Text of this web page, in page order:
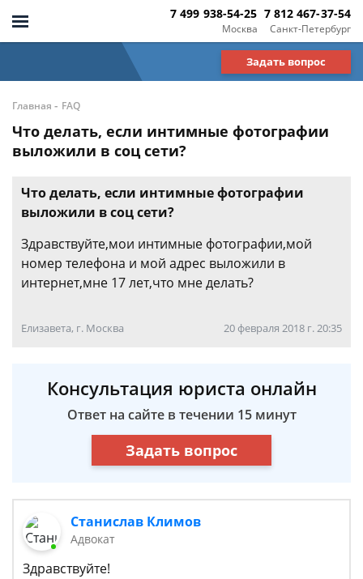
Москва
7 499 938-54-25
Санкт-Петербург
7 812 467-37-54
Задать вопрос
Главная - FAQ
Что делать, если интимные фотографии
выложили в соц сети?
Что делать, если интимные фотографии
выложили в соц сети?
Здравствуйте,мои интимные фотографии,мой
номер телефона и мой адрес выложили в
интернет,мне 17 лет,что мне делать?
Елизавета, г. Москва 20 февраля 2018 г. 20:35
Консультация юриста онлайн
Ответ на сайте в течении 15 минут
Задать вопрос
Станислав Климов
Адвокат
Здравствуйте!